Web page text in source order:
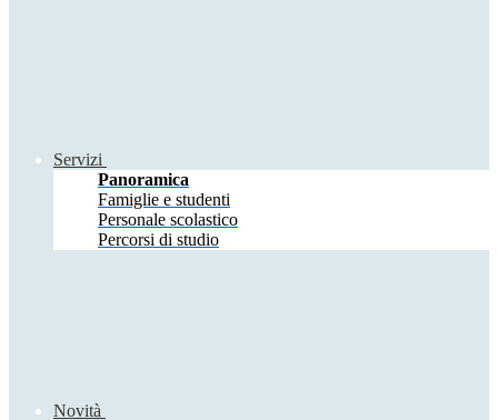
Servizi
Panoramica
Famiglie e studenti
Personale scolastico
Percorsi di studio
Novità